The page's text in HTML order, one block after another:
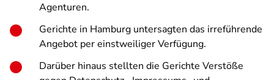
Agenturen.
Gerichte in Hamburg untersagten das irreführende
Angebot per einstweiliger Verfügung.
Darüber hinaus stellten die Gerichte Verstöße